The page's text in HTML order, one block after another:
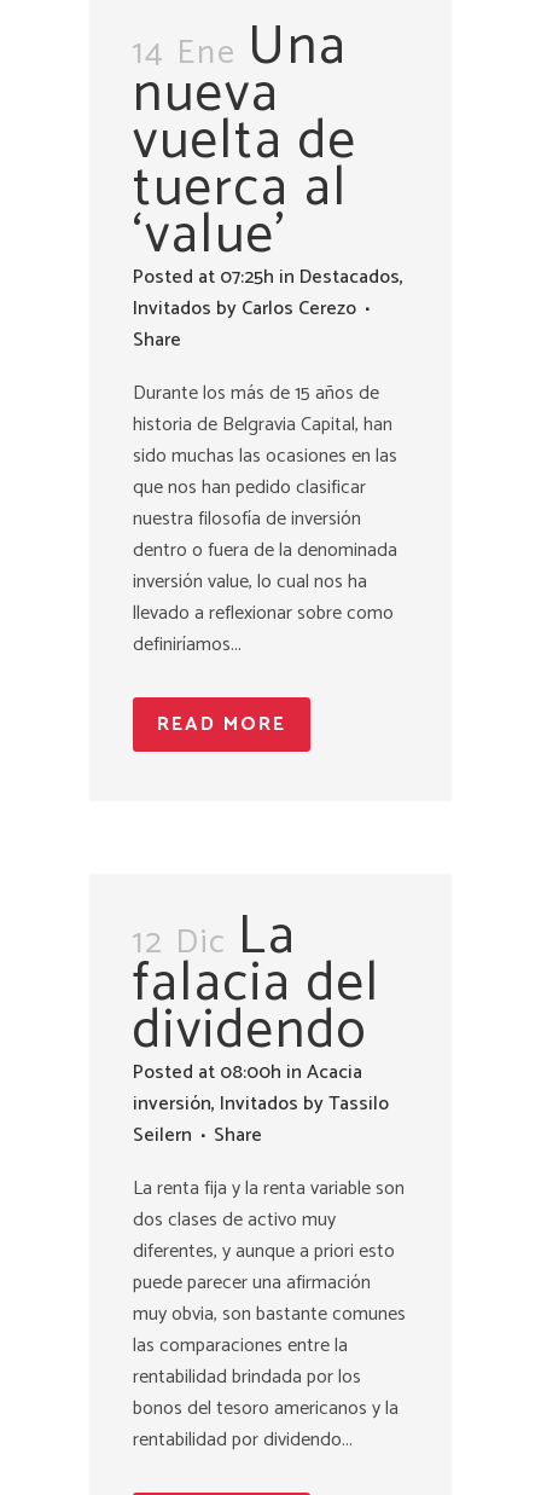
14 Ene Una
nueva
vuelta de
tuerca al
‘value’
Posted at 07:25h in Destacados,
Invitados byCarlos Cerezo
Share
Durante los más de 15 años de
historia de Belgravia Capital, han
sido muchas las ocasiones en las
que nos han pedido clasificar
nuestra filosofía de inversión
dentro o fuera de la denominada
inversión value, lo cual nos ha
llevado a reflexionar sobre como
definiríamos...
READ MORE
12 Dic La
falacia del
dividendo
Posted at 08:00h inAcacia
inversión, Invitados byTassilo
Seilern
Share
La renta fija y la renta variable son
dos clases de activo muy
diferentes, y aunque a priori esto
puede parecer una afirmación
muy obvia, son bastante comunes
las comparaciones entre la
rentabilidad brindada por los
bonos del tesoro americanos y la
rentabilidad por dividendo...